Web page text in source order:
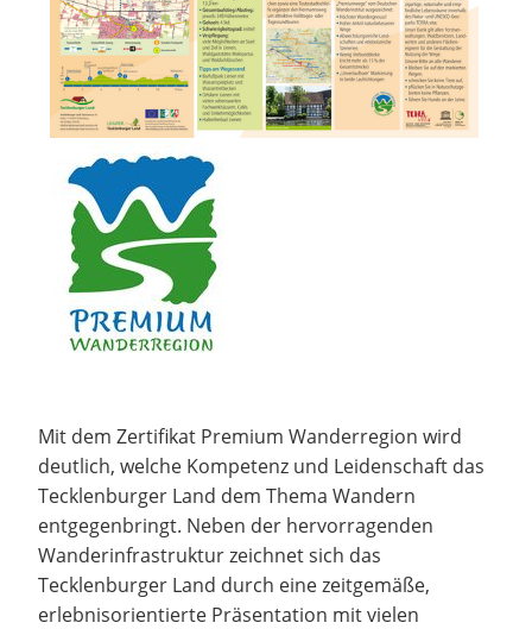
Mit dem Zertifikat Premium Wanderregion wird
deutlich, welche Kompetenz und Leidenschaft das
Tecklenburger Land dem Thema Wandern
entgegenbringt. Neben der hervorragenden
Wanderinfrastruktur zeichnet sich das
Tecklenburger Land durch eine zeitgemäße,
erlebnisorientierte Präsentation mit vielen